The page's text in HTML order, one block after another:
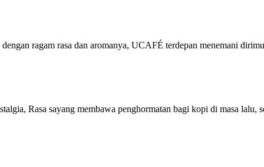
ragam rasa dan aromanya, UCAFÉ terdepan menemani
Rasa sayang membawa penghormatan bagi kopi di masa lalu,